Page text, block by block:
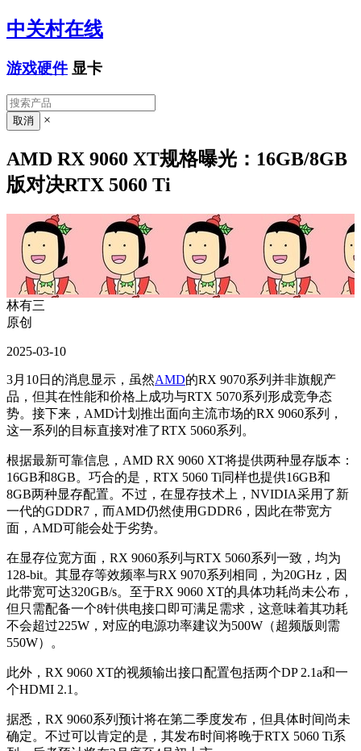
中关村在线
游戏硬件 显卡
×
AMD RX 9060 XT规格曝光：16GB/8GB
版对决RTX 5060 Ti
林有三
原创
2025-03-10
3月10日的消息显示，虽然AMD的RX 9070系列并非旗舰产
品，但其在性能和价格上成功与RTX 5070系列形成竞争态
势。接下来，AMD计划推出面向主流市场的RX 9060系列，
这一系列的目标直接对准了RTX 5060系列。
根据最新可靠信息，AMD RX 9060 XT将提供两种显存版本：
16GB和8GB。巧合的是，RTX 5060 Ti同样也提供16GB和
8GB两种显存配置。不过，在显存技术上，NVIDIA采用了新
一代的GDDR7，而AMD仍然使用GDDR6，因此在带宽方
面，AMD可能会处于劣势。
在显存位宽方面，RX 9060系列与RTX 5060系列一致，均为
128-bit。其显存等效频率与RX 9070系列相同，为20GHz，因
此带宽可达320GB/s。至于RX 9060 XT的具体功耗尚未公布，
但只需配备一个8针供电接口即可满足需求，这意味着其功耗
不会超过225W，对应的电源功率建议为500W（超频版则需
550W）。
此外，RX 9060 XT的视频输出接口配置包括两个DP 2.1a和一
个HDMI 2.1。
据悉，RX 9060系列预计将在第二季度发布，但具体时间尚未
确定。不过可以肯定的是，其发布时间将晚于RTX 5060 Ti系